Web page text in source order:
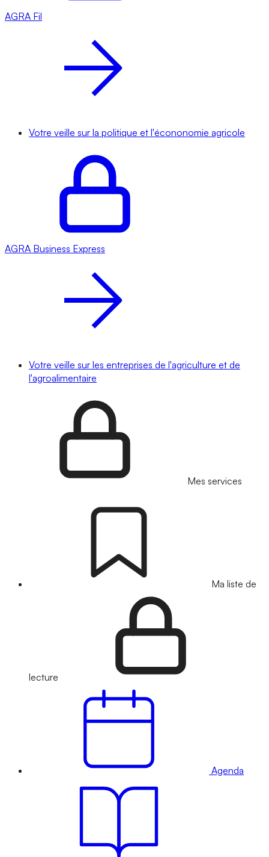
AGRA Fil
Votre veille sur la politique et l'écononomie agricole
AGRA Business Express
Votre veille sur les entreprises de l'agriculture et de
l'agroalimentaire
Mes services
Ma liste de
lecture
Agenda